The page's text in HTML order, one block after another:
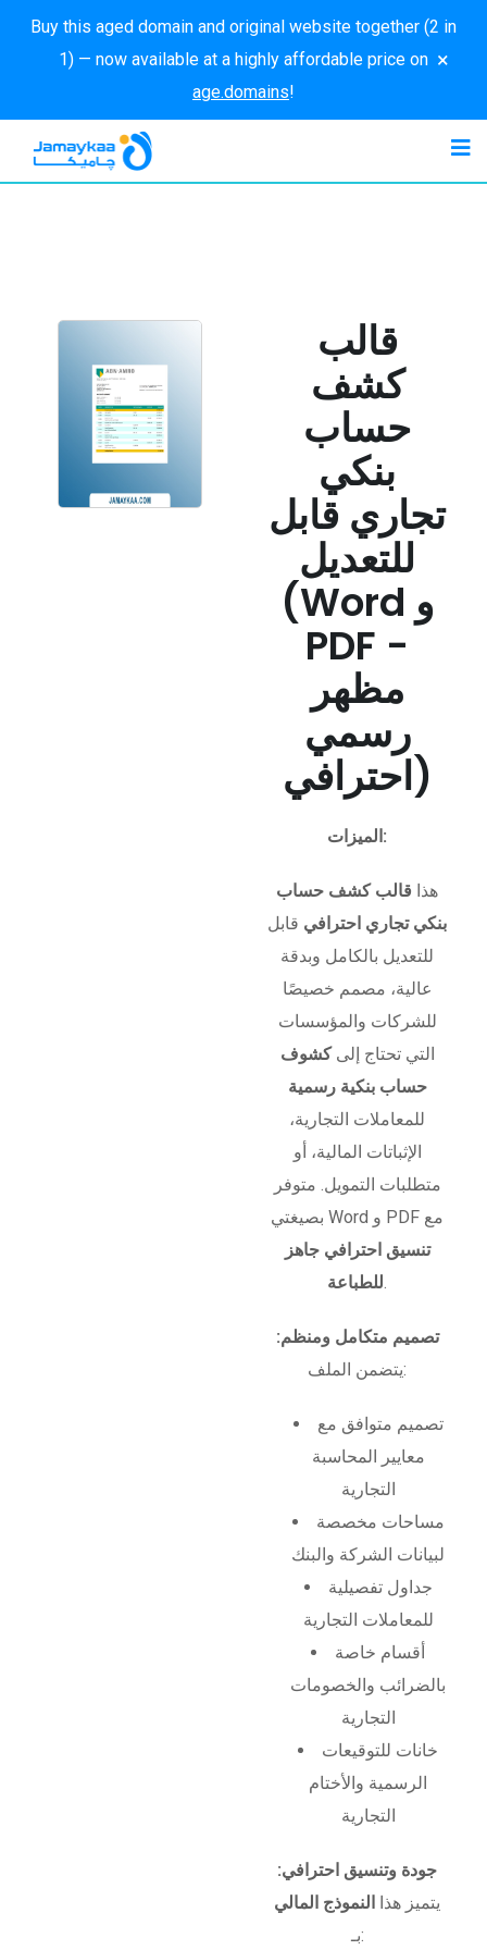
Buy this aged domain and original website together (2 in
1) — now available at a highly affordable price on
age.domains!
×
قالب
كشف
حساب
بنكي
تجاري قابل
للتعديل
(Word و
PDF -
مظهر
رسمي
احترافي)
الميزات:
هذا قالب كشف حساب
بنكي تجاري احترافي قابل
للتعديل بالكامل وبدقة
عالية، مصمم خصيصًا
للشركات والمؤسسات
التي تحتاج إلىكشوف
حساب بنكية رسمية
للمعاملات التجارية،
الإثباتات المالية، أو
متطلبات التمويل. متوفر
بصيغتي Word و PDF مع
تنسيق احترافي جاهز
للطباعة.
تصميم متكامل ومنظم:
يتضمن الملف:
تصميم متوافق مع
معايير المحاسبة
التجارية
مساحات مخصصة
لبيانات الشركة والبنك
جداول تفصيلية
للمعاملات التجارية
أقسام خاصة
بالضرائب والخصومات
التجارية
خانات للتوقيعات
الرسمية والأختام
التجارية
جودة وتنسيق احترافي:
يتميز هذا
النموذج المالي
بـ: